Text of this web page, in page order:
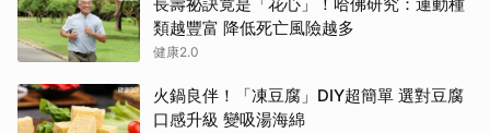
類越豐富 降低死亡風險越多
健康2.0
火鍋良伴！「凍豆腐」DIY超簡單 選對豆腐
口感升級 變吸湯海綿